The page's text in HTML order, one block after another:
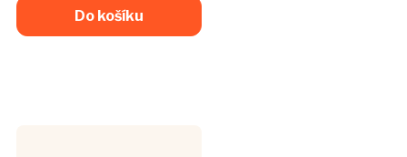
Do košíku
ochutnejte naši verzi
Caprese.